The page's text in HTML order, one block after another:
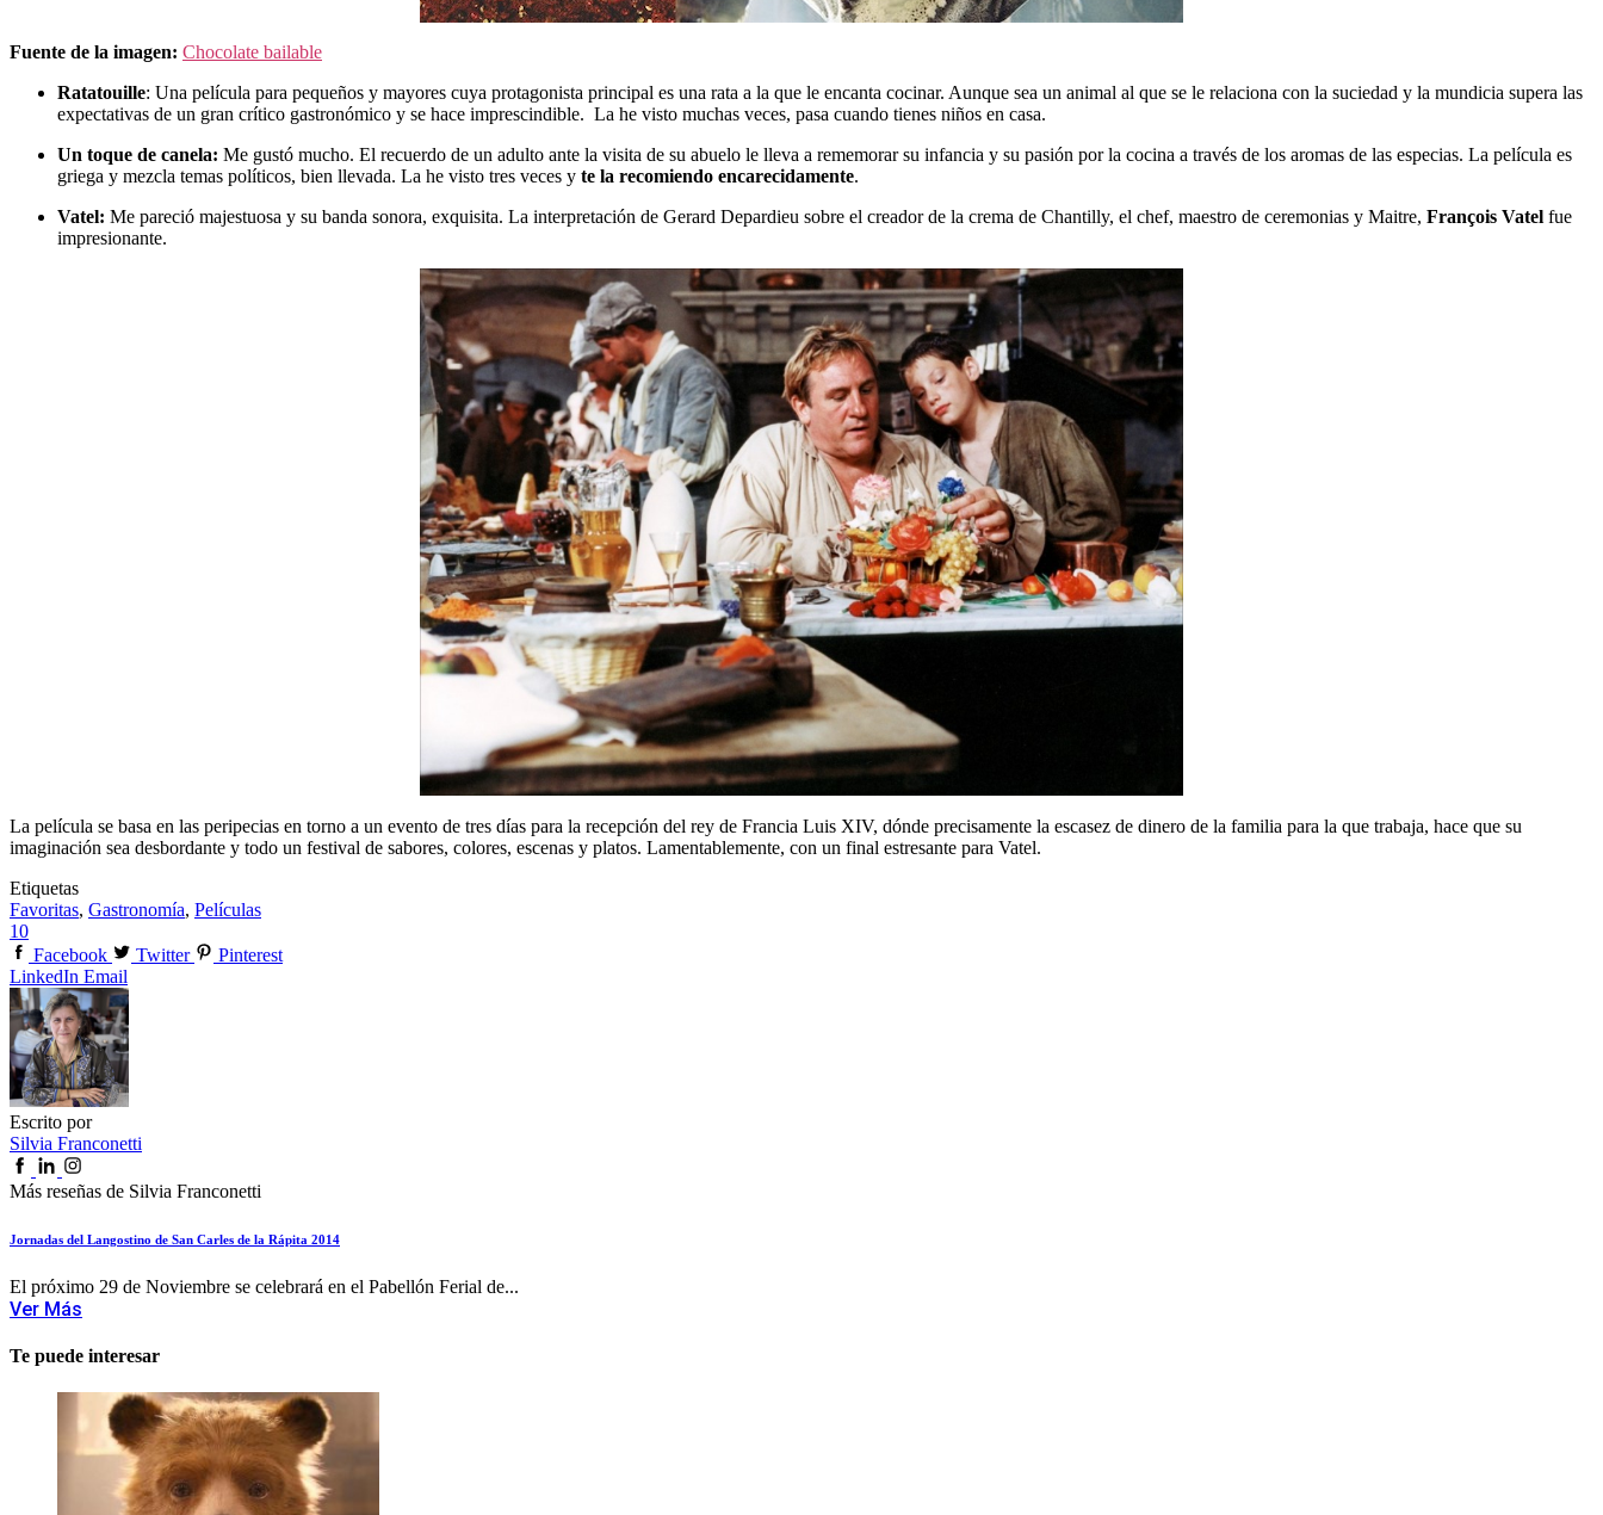
Fuente de la imagen: Chocolate bailable
Ratatouille: Una película para pequeños y mayores cuya protagonista principal es una rata a la que le encanta cocinar. Aunque sea un animal al que se le relaciona con la suciedad y la mundicia supera las
expectativas de un gran crítico gastronómico y se hace imprescindible. La he visto muchas veces, pasa cuando tienes niños en casa.
Un toque de canela: Me gustó mucho. El recuerdo de un adulto ante la visita de su abuelo le lleva a rememorar su infancia y su pasión por la cocina a través de los aromas de las especias. La película es
griega y mezcla temas políticos, bien llevada. La he visto tres veces y te la recomiendo encarecidamente.
Vatel: Me pareció majestuosa y su banda sonora, exquisita. La interpretación de Gerard Depardieu sobre el creador de la crema de Chantilly, el chef, maestro de ceremonias y Maitre, François Vatel fue
impresionante.
La película se basa en las peripecias en torno a un evento de tres días para la recepción del rey de Francia Luis XIV, dónde precisamente la escasez de dinero de la familia para la que trabaja, hace que su
imaginación sea desbordante y todo un festival de sabores, colores, escenas y platos. Lamentablemente, con un final estresante para Vatel.
Etiquetas
Favoritas, Gastronomía, Películas
10
Facebook
Twitter
Pinterest
LinkedIn Email
Escrito por
Silvia Franconetti
Más reseñas de Silvia Franconetti
Jornadas del Langostino de San Carles de la Rápita 2014
El próximo 29 de Noviembre se celebrará en el Pabellón Ferial de...
Ver Más
Te puede interesar